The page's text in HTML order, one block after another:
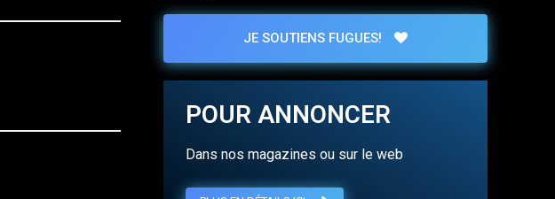
JE SOUTIENS FUGUES!
POUR ANNONCER
Dans nos magazines ou sur le web